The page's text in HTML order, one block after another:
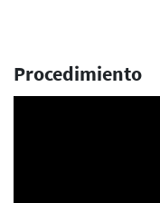
Procedimiento